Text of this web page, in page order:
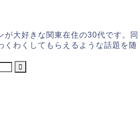
が大好きな関東在住の30代です。同
くわくしてもらえるような話題を随